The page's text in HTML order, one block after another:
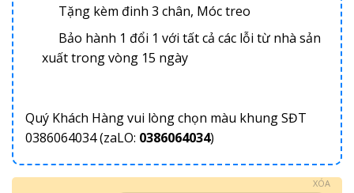
Tặng kèm đinh 3 chân, Móc treo
Bảo hành 1 đổi 1 với tất cả các lỗi từ nhà sản
xuất trong vòng 15 ngày
Quý Khách Hàng vui lòng chọn màu khung SĐT
0386064034 (zaLO: 0386064034)
XÓA